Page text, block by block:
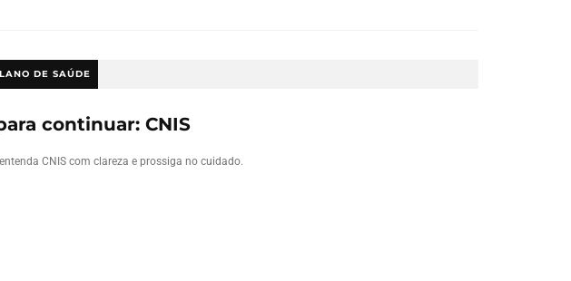
DE SAÚDE
continuar: CNIS
CNIS com clareza e prossiga no cuidado.